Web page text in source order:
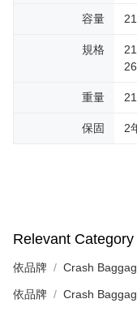
容量
規格
重量
保固 2
Relevant Category
依品牌 Crash
依品牌 Crash